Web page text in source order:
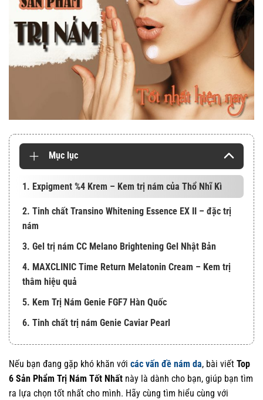
Mục lục
1. Expigment %4 Krem – Kem trị nám của Thổ Nhĩ Kì
2. Tinh chất Transino Whitening Essence EX II – đặc trị
nám
3. Gel trị nám CC Melano Brightening Gel Nhật Bản
4. MAXCLINIC Time Return Melatonin Cream – Kem trị
thâm hiệu quả
5. Kem Trị Nám Genie FGF7 Hàn Quốc
6. Tinh chất trị nám Genie Caviar Pearl
Nếu bạn đang gặp khó khăn với các vấn đề nám da, bài viết Top
6 Sản Phẩm Trị Nám Tốt Nhất này là dành cho bạn, giúp bạn tìm
ra lựa chọn tốt nhất cho mình. Hãy cùng tìm hiểu cùng với